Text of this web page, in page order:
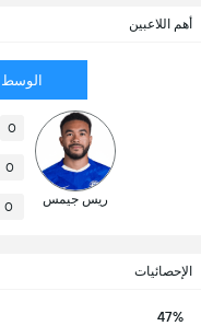
أهم اللاعبين
الوسط
ريس جيمس
0
0
0
الإحصائيات
47%